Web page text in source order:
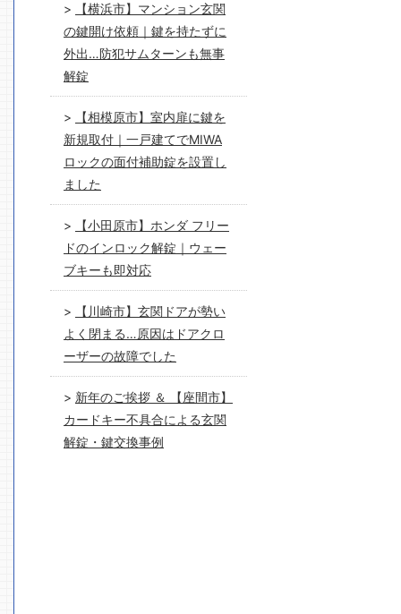
【横浜市】マンション玄関
の鍵開け依頼｜鍵を持たずに
外出…防犯サムターンも無事
解錠
【相模原市】室内扉に鍵を
新規取付｜一戸建てでMIWA
ロックの面付補助錠を設置し
ました
【小田原市】ホンダ フリー
ドのインロック解錠｜ウェー
ブキーも即対応
【川崎市】玄関ドアが勢い
よく閉まる…原因はドアクロ
ーザーの故障でした
新年のご挨拶 ＆ 【座間市】
カードキー不具合による玄関
解錠・鍵交換事例